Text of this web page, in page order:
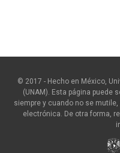
© 2017 - Hecho en México,
(UNAM). Esta página puede
siempre y cuando no se
electrónica. De otra forma,